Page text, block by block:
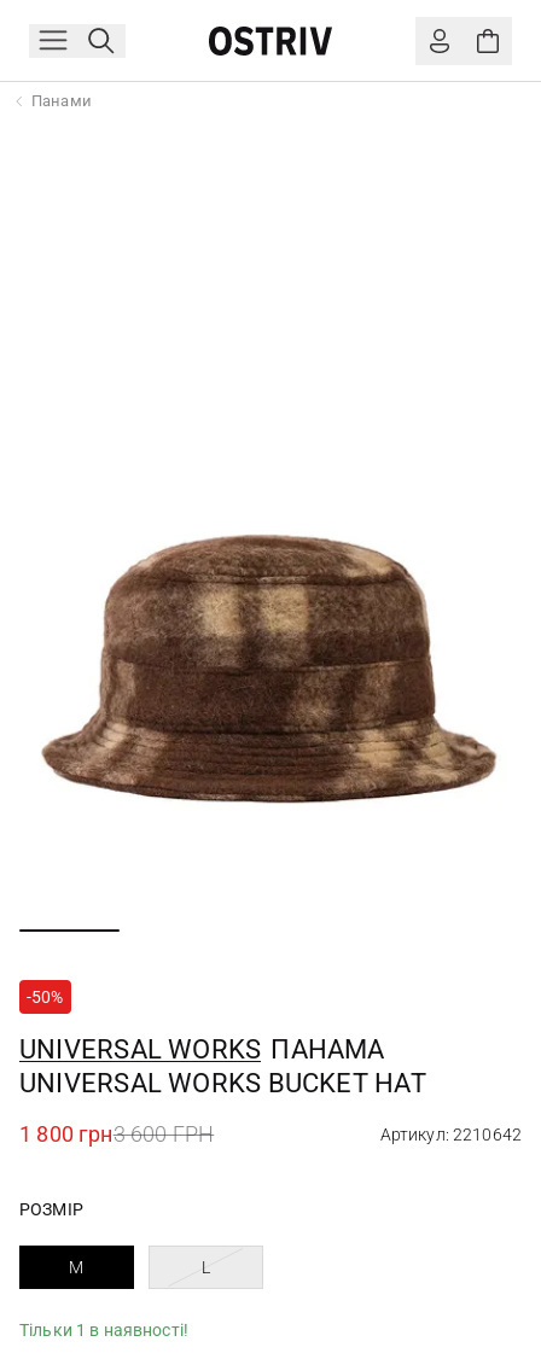
Панами
-50%
UNIVERSAL WORKS ПАНАМА
UNIVERSAL WORKS BUCKET HAT
1 800 грн3 600 ГРН Артикул: 2210642
РОЗМІР
M L
Тільки 1 в наявності!